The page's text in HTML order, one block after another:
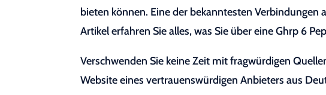
bieten können. Eine der bekanntesten Verbindungen
Artikel erfahren Sie alles, was Sie über eine Ghrp 6
Verschwenden Sie keine Zeit mit fragwürdigen
Website eines vertrauenswürdigen Anbieters aus